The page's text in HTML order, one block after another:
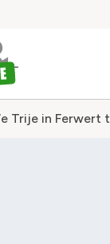
Trije in